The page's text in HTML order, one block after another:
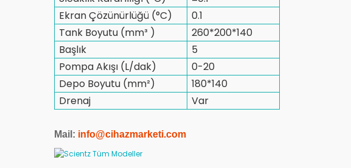
Ekran Çözünürlüğü (°C)
0.1
Tank Boyutu (mm³ )
260*200*140
Başlık
5
Pompa Akışı (L/dak)
0-20
Depo Boyutu (mm²)
180*140
Drenaj
Var
Mail: info@cihazmarketi.com